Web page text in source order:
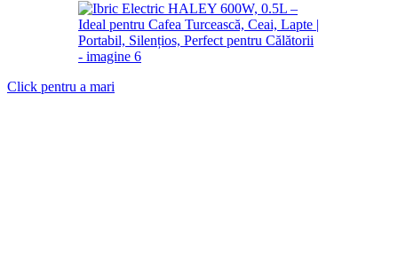
Click pentru a mari